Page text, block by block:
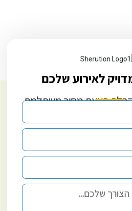
לאירוע שלכם
הצעת מחיר משתלמת